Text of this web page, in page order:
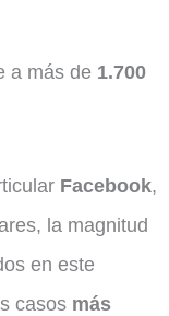
a más de 1.700
Facebook,
la magnitud
en este
casos más